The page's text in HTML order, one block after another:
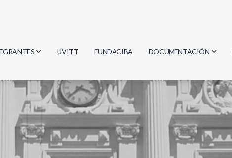
UVITT FUNDACIBA DOCUMENTACIÓN
Actas
Reglamentos
Documentos